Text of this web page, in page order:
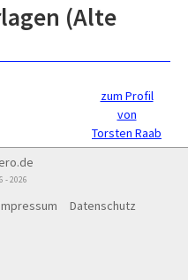
(Alte
zum Profil
von
Torsten Raab
- 2026
Datenschutz